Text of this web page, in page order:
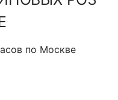
по Москве